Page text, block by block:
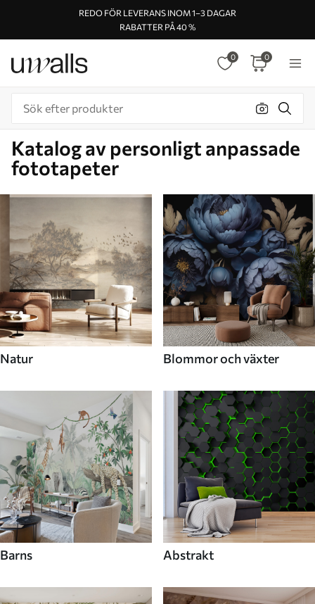
REDO FÖR LEVERANS INOM 1–3 DAGAR
RABATTER PÅ 40 %
0 0
Katalog av personligt anpassade
fototapeter
Natur Blommor och växter
Barns Abstrakt